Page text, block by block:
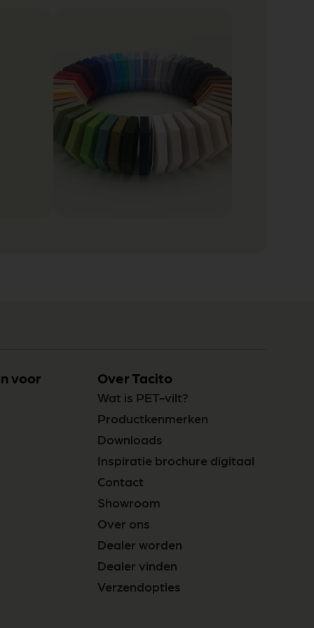
voor Over Tacito
Wat is PET-vilt?
Productkenmerken
Downloads
Inspiratie brochure digitaal
Contact
Showroom
Over ons
Dealer worden
Dealer vinden
Verzendopties